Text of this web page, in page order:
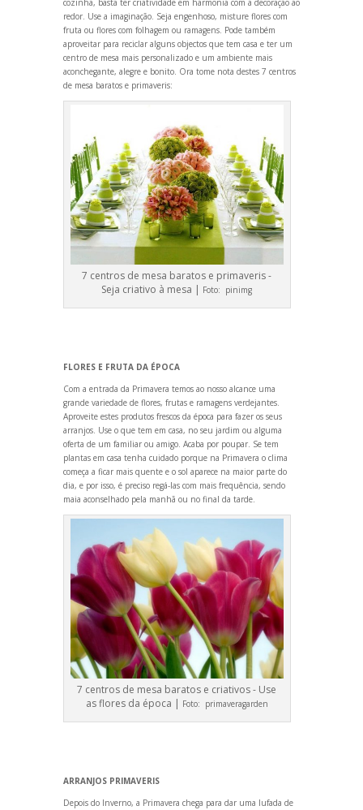
cozinha, basta ter criatividade em harmonia com a decoração ao
redor. Use a imaginação. Seja engenhoso, misture flores com
fruta ou flores com folhagem ou ramagens. Pode também
aproveitar para reciclar alguns objectos que tem casa e ter um
centro de mesa mais personalizado e um ambiente mais
aconchegante, alegre e bonito. Ora tome nota destes 7 centros
de mesa baratos e primaveris:
7 centros de mesa baratos e primaveris -
Seja criativo à mesa | Foto: pinimg
FLORES E FRUTA DA ÉPOCA
Com a entrada da Primavera temos ao nosso alcance uma
grande variedade de flores, frutas e ramagens verdejantes.
Aproveite estes produtos frescos da época para fazer os seus
arranjos. Use o que tem em casa, no seu jardim ou alguma
oferta de um familiar ou amigo. Acaba por poupar. Se tem
plantas em casa tenha cuidado porque na Primavera o clima
começa a ficar mais quente e o sol aparece na maior parte do
dia, e por isso, é preciso regá-las com mais frequência, sendo
maia aconselhado pela manhã ou no final da tarde.
7 centros de mesa baratos e criativos - Use
as flores da época | Foto: primaveragarden
ARRANJOS PRIMAVERIS
Depois do Inverno, a Primavera chega para dar uma lufada de